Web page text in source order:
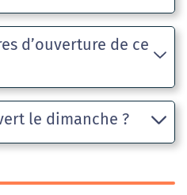
d’ouverture de ce
le dimanche ?